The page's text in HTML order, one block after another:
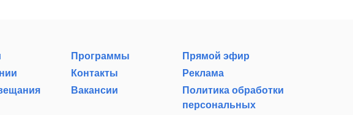
Программы
Прямой эфир
Контакты
Реклама
Вакансии
Политика обработки
персональных